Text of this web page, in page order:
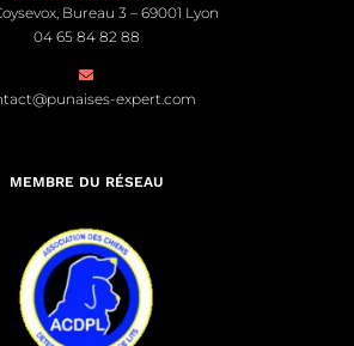
Bureau 3 – 69001 Lyon
04 65 84 82 88
expert.com
MEMBRE DU RÉSEAU